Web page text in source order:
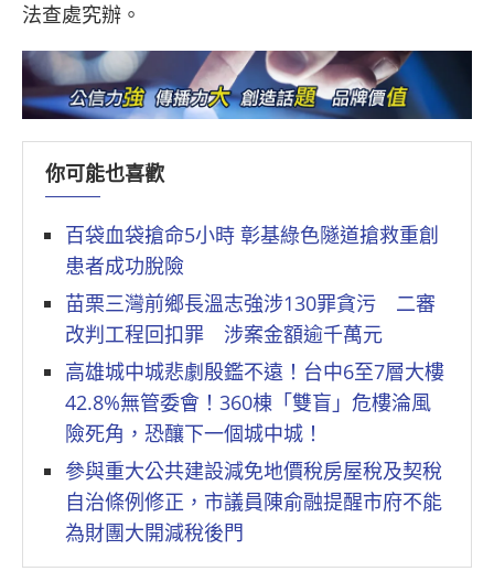
法查處究辦。
你可能也喜歡
百袋血袋搶命5小時 彰基綠色隧道搶救重創
患者成功脫險
苗栗三灣前鄉長溫志強涉130罪貪污 二審
改判工程回扣罪 涉案金額逾千萬元
高雄城中城悲劇殷鑑不遠！台中6至7層大樓
42.8%無管委會！360棟「雙盲」危樓淪風
險死角，恐釀下一個城中城！
參與重大公共建設減免地價稅房屋稅及契稅
自治條例修正，市議員陳俞融提醒市府不能
為財團大開減稅後門